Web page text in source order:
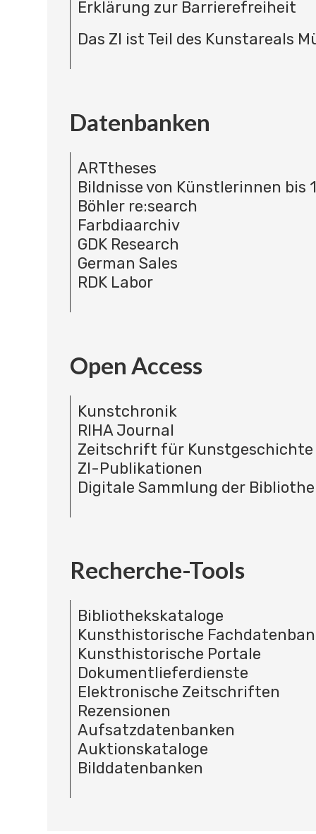
Erklärung zur Barrierefreiheit
Das ZI ist Teil des Kunstareals
Datenbanken
ARTtheses
Bildnisse von Künstlerinnen bis
Böhler re:search
Farbdiaarchiv
GDK Research
German Sales
RDK Labor
Open Access
Kunstchronik
RIHA Journal
Zeitschrift für Kunstgeschichte
ZI-Publikationen
Digitale Sammlung der
Recherche-Tools
Bibliothekskataloge
Kunsthistorische
Kunsthistorische Portale
Dokumentlieferdienste
Elektronische Zeitschriften
Rezensionen
Aufsatzdatenbanken
Auktionskataloge
Bilddatenbanken